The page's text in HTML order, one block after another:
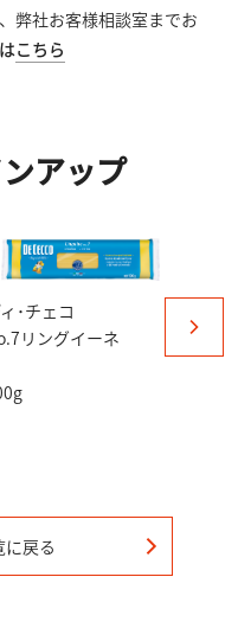
弊社お客様相談室までお
こちら
アップ
･チェコ
リングイーネ
に戻る